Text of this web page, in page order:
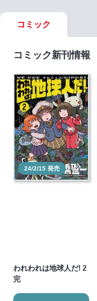
コミック
コミック新刊情報
24/2/15 発売
われわれは地球人だ! 2
完